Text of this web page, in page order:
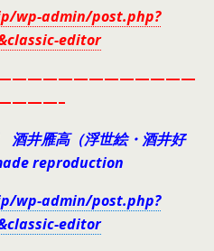
wp-admin/post.php?
editor
井雁高（浮世絵・酒井好
reproduction
wp-admin/post.php?
editor